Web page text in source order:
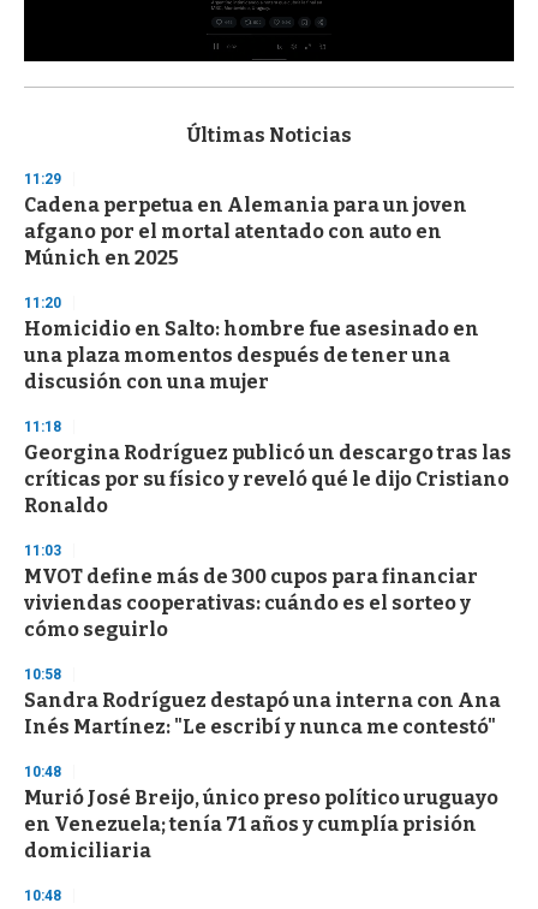
s
d
s
o
f
3
s
e
c
o
n
Últimas Noticias
11:29
Cadena perpetua en Alemania para un joven
afgano por el mortal atentado con auto en
Múnich en 2025
11:20
Homicidio en Salto: hombre fue asesinado en
una plaza momentos después de tener una
discusión con una mujer
11:18
Georgina Rodríguez publicó un descargo tras las
críticas por su físico y reveló qué le dijo Cristiano
Ronaldo
11:03
MVOT define más de 300 cupos para financiar
viviendas cooperativas: cuándo es el sorteo y
cómo seguirlo
10:58
Sandra Rodríguez destapó una interna con Ana
Inés Martínez: "Le escribí y nunca me contestó"
10:48
Murió José Breijo, único preso político uruguayo
en Venezuela; tenía 71 años y cumplía prisión
domiciliaria
10:48